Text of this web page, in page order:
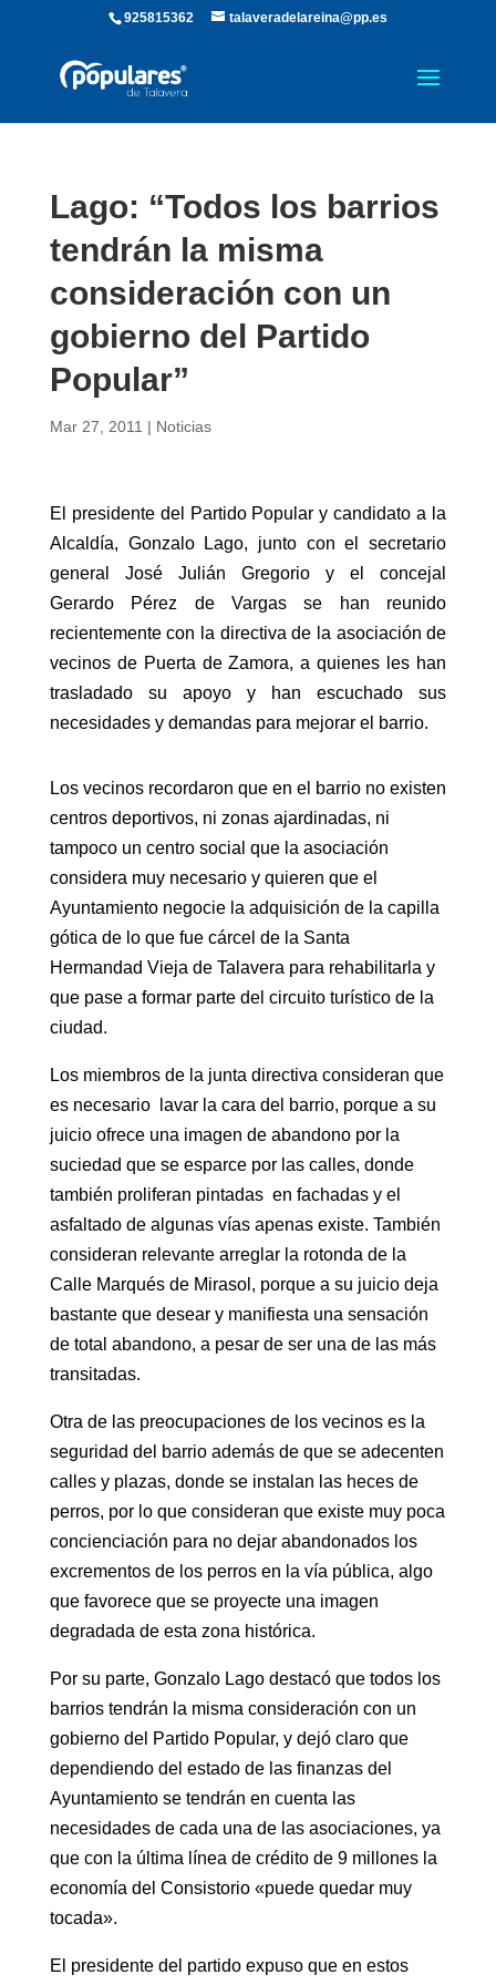
925815362 talaveradelareina@pp.es
Lago: “Todos los barrios
tendrán la misma
consideración con un
gobierno del Partido
Popular”
Mar 27, 2011 | Noticias
El presidente del Partido Popular y candidato a la
Alcaldía, Gonzalo Lago, junto con el secretario
general José Julián Gregorio y el concejal
Gerardo Pérez de Vargas se han reunido
recientemente con la directiva de la asociación de
vecinos de Puerta de Zamora, a quienes les han
trasladado su apoyo y han escuchado sus
necesidades y demandas para mejorar el barrio.
Los vecinos recordaron que en el barrio no existen
centros deportivos, ni zonas ajardinadas, ni
tampoco un centro social que la asociación
considera muy necesario y quieren que el
Ayuntamiento negocie la adquisición de la capilla
gótica de lo que fue cárcel de la Santa
Hermandad Vieja de Talavera para rehabilitarla y
que pase a formar parte del circuito turístico de la
ciudad.
Los miembros de la junta directiva consideran que
es necesario lavar la cara del barrio, porque a su
juicio ofrece una imagen de abandono por la
suciedad que se esparce por las calles, donde
también proliferan pintadas en fachadas y el
asfaltado de algunas vías apenas existe. También
consideran relevante arreglar la rotonda de la
Calle Marqués de Mirasol, porque a su juicio deja
bastante que desear y manifiesta una sensación
de total abandono, a pesar de ser una de las más
transitadas.
Otra de las preocupaciones de los vecinos es la
seguridad del barrio además de que se adecenten
calles y plazas, donde se instalan las heces de
perros, por lo que consideran que existe muy poca
concienciación para no dejar abandonados los
excrementos de los perros en la vía pública, algo
que favorece que se proyecte una imagen
degradada de esta zona histórica.
Por su parte, Gonzalo Lago destacó que todos los
barrios tendrán la misma consideración con un
gobierno del Partido Popular, y dejó claro que
dependiendo del estado de las finanzas del
Ayuntamiento se tendrán en cuenta las
necesidades de cada una de las asociaciones, ya
que con la última línea de crédito de 9 millones la
economía del Consistorio «puede quedar muy
tocada».
El presidente del partido expuso que en estos